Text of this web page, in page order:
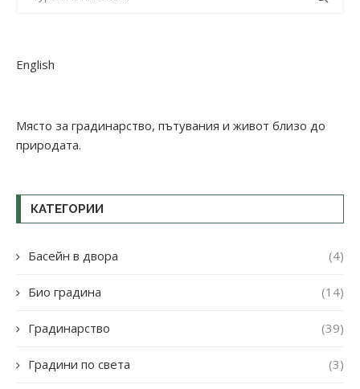
English
Място за градинарство, пътувания и живот близо до
природата.
КАТЕГОРИИ
Басейн в двора (4)
Био градина (14)
Градинарство (39)
Градини по света (3)